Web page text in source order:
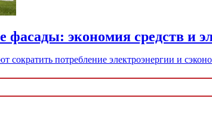
экономия средств и
потребление электроэнергии и